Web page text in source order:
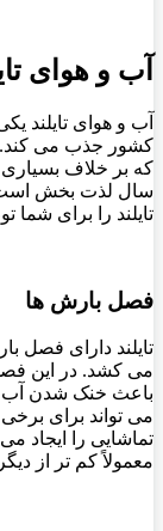
آب و هوای
آب و هوای تایلند
کشور جذب می‌ کند.
که بر خلاف بسیاری
سال لذت بخش است.
تایلند را برای
فصل بارش ‌ها
تایلند دارای فصل
می ‌کشد. در این
باعث خنک شدن آب
می‌ تواند برای
تماشایی را ایجاد
معمولاً کم تر از